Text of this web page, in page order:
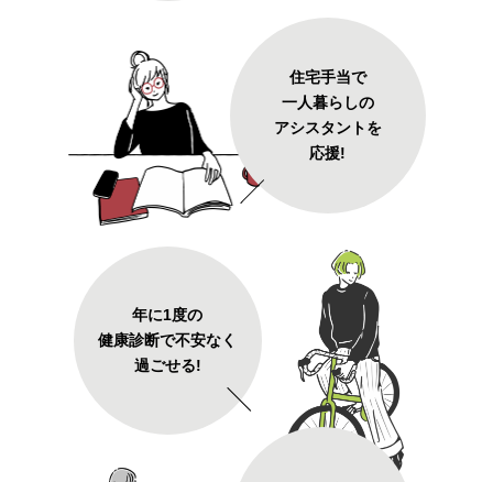
住宅手当で
一人暮らしの
アシスタントを
応援!
年に1度の
健康診断で不安なく
過ごせる!